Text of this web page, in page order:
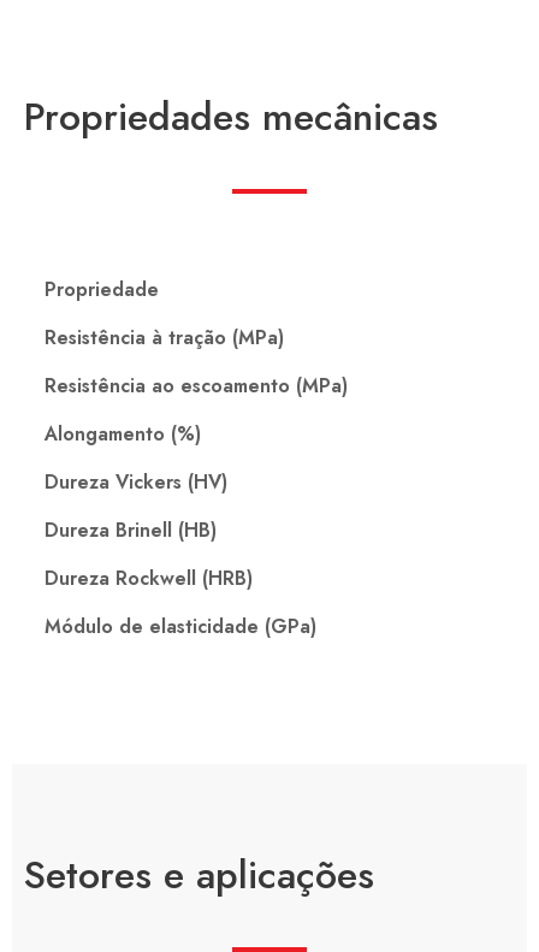
Propriedades mecânicas
Propriedade
Resistência à tração (MPa)
Resistência ao escoamento (MPa)
Alongamento (%)
Dureza Vickers (HV)
Dureza Brinell (HB)
Dureza Rockwell (HRB)
Módulo de elasticidade (GPa)
Setores e aplicações